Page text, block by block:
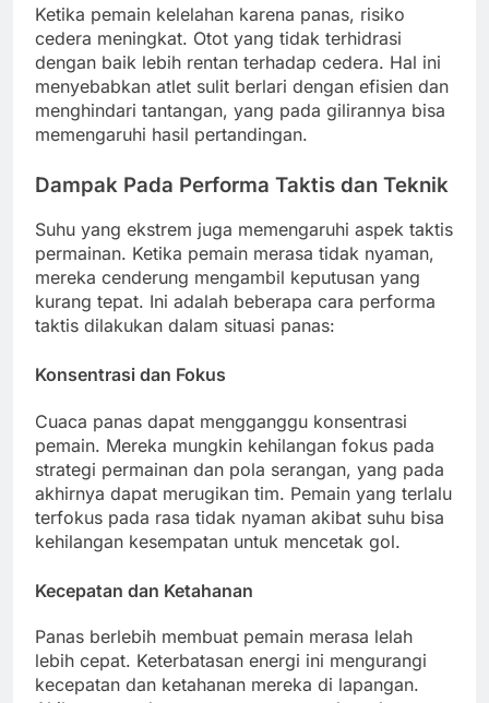
Ketika pemain kelelahan karena panas, risiko
cedera meningkat. Otot yang tidak terhidrasi
dengan baik lebih rentan terhadap cedera. Hal ini
menyebabkan atlet sulit berlari dengan efisien dan
menghindari tantangan, yang pada gilirannya bisa
memengaruhi hasil pertandingan.
Dampak Pada Performa Taktis dan Teknik
Suhu yang ekstrem juga memengaruhi aspek taktis
permainan. Ketika pemain merasa tidak nyaman,
mereka cenderung mengambil keputusan yang
kurang tepat. Ini adalah beberapa cara performa
taktis dilakukan dalam situasi panas:
Konsentrasi dan Fokus
Cuaca panas dapat mengganggu konsentrasi
pemain. Mereka mungkin kehilangan fokus pada
strategi permainan dan pola serangan, yang pada
akhirnya dapat merugikan tim. Pemain yang terlalu
terfokus pada rasa tidak nyaman akibat suhu bisa
kehilangan kesempatan untuk mencetak gol.
Kecepatan dan Ketahanan
Panas berlebih membuat pemain merasa lelah
lebih cepat. Keterbatasan energi ini mengurangi
kecepatan dan ketahanan mereka di lapangan.